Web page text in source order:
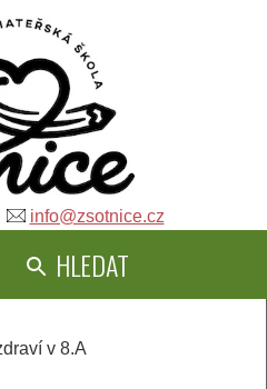
info@zsotnice.cz
HLEDAT
v 8.A